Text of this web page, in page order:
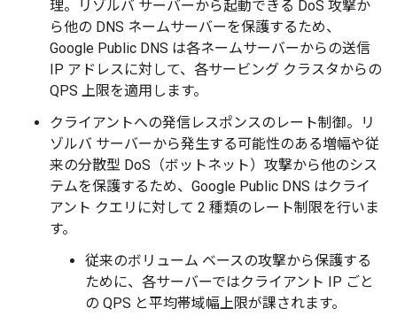
理。リゾルバ サーバーから起動できる DoS 攻撃か
ら他の DNS ネームサーバーを保護するため、
Google Public DNS は各ネームサーバーからの送信
IP アドレスに対して、各サービング クラスタからの
QPS 上限を適用します。
クライアントへの発信レスポンスのレート制御。リ
ゾルバ サーバーから発生する可能性のある増幅や従
来の分散型 DoS（ボットネット）攻撃から他のシス
テムを保護するため、Google Public DNS はクライ
アント クエリに対して 2 種類のレート制限を行いま
す。
従来のボリューム ベースの攻撃から保護する
ために、各サーバーではクライアント IP ごと
の QPS と平均帯域幅上限が課されます。